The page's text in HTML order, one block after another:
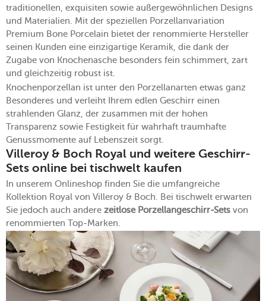
traditionellen, exquisiten sowie außergewöhnlichen Designs
und Materialien. Mit der speziellen Porzellanvariation
Premium Bone Porcelain bietet der renommierte Hersteller
seinen Kunden eine einzigartige Keramik, die dank der
Zugabe von Knochenasche besonders fein schimmert, zart
und gleichzeitig robust ist.
Knochenporzellan ist unter den Porzellanarten etwas ganz
Besonderes und verleiht Ihrem edlen Geschirr einen
strahlenden Glanz, der zusammen mit der hohen
Transparenz sowie Festigkeit für wahrhaft traumhafte
Genussmomente auf Lebenszeit sorgt.
Villeroy & Boch Royal und weitere Geschirr-
Sets online bei tischwelt kaufen
In unserem Onlineshop finden Sie die umfangreiche
Kollektion Royal von Villeroy & Boch. Bei tischwelt erwarten
Sie jedoch auch andere zeitlose Porzellangeschirr-Sets von
renommierten Top-Marken.